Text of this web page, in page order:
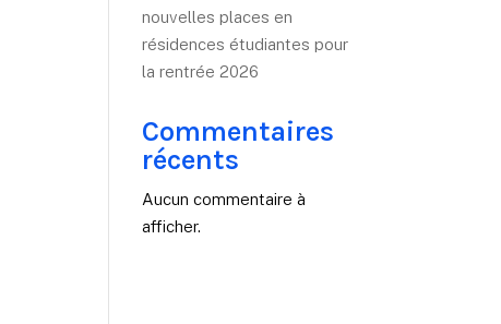
nouvelles places en
résidences étudiantes pour
la rentrée 2026
Commentaires
récents
Aucun commentaire à
afficher.